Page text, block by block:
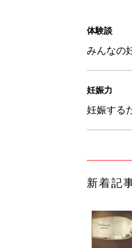
体験談
みんなの
妊娠力
妊娠する
新着記